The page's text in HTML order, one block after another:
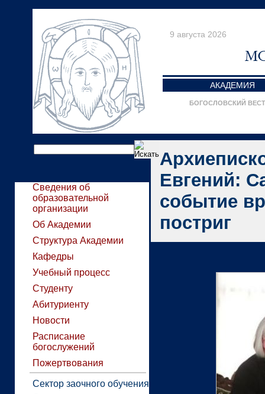
9 августа 2026
АКАДЕМИЯ
БОГОСЛОВСКИЙ
Сведения об
образовательной
организации
Об Академии
Структура Академии
Кафедры
Учебный процесс
Студенту
Абитуриенту
Новости
Расписание
богослужений
Пожертвования
Сектор заочного обучения
Евгений:
событие
постриг